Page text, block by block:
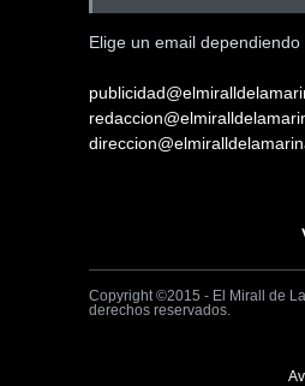
Elige un email
Copyright ©2015 - El Mirall de
derechos reservados.